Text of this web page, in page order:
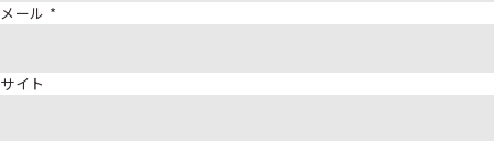
メール *
サイト